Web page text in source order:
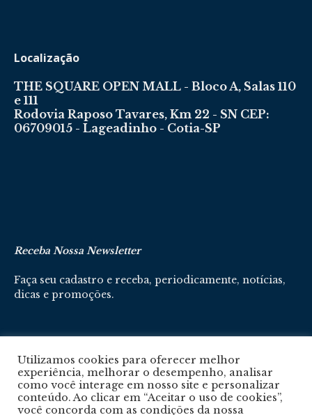
Localização
THE SQUARE OPEN MALL - Bloco A, Salas 110
e 111
Rodovia Raposo Tavares, Km 22 - SN CEP:
06709015 - Lageadinho - Cotia-SP
Receba Nossa Newsletter
Faça seu cadastro e receba, periodicamente, notícias,
dicas e promoções.
Cadastre-se aqui
Utilizamos cookies para oferecer melhor
experiência, melhorar o desempenho, analisar
como você interage em nosso site e personalizar
conteúdo. Ao clicar em “Aceitar o uso de cookies”,
você concorda com as condições da nossa